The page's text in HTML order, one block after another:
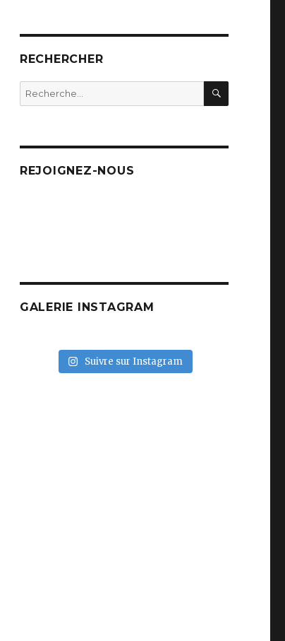
RECHERCHER
Recherche
pour
REJOIGNEZ-NOUS
GALERIE INSTAGRAM
Suivre sur Instagram